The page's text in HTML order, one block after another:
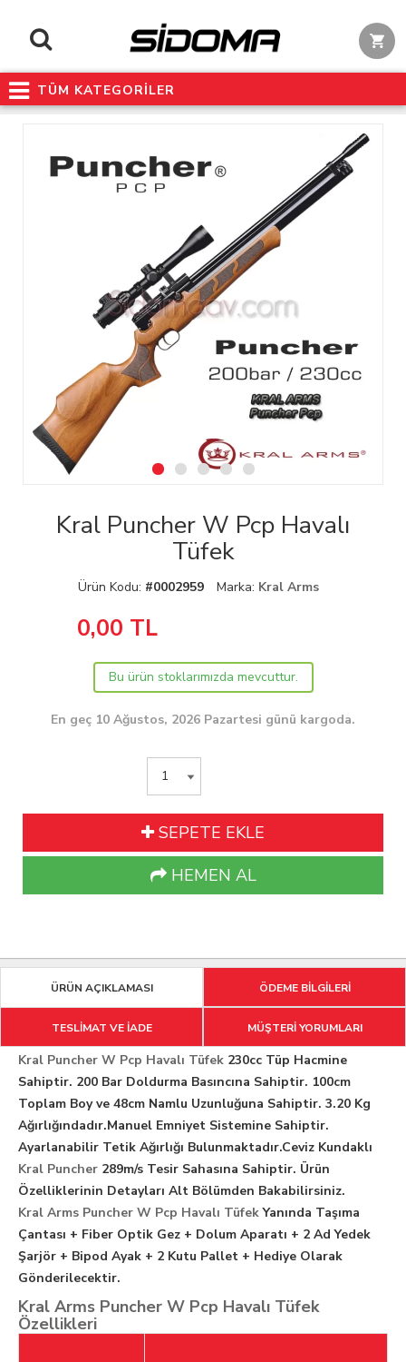
TÜM KATEGORİLER
Kral Puncher W Pcp Havalı
Tüfek
Ürün Kodu: #0002959 Marka: Kral Arms
0,00 TL
Bu ürün stoklarımızda mevcuttur.
En geç 10 Ağustos, 2026 Pazartesi günü kargoda.
SEPETE EKLE
HEMEN AL
ÜRÜN AÇIKLAMASI ÖDEME BİLGİLERİ
TESLİMAT VE İADE MÜŞTERİ YORUMLARI
Kral Puncher W Pcp Havalı Tüfek 230cc Tüp Hacmine
Sahiptir. 200 Bar Doldurma Basıncına Sahiptir. 100cm
Toplam Boy ve 48cm Namlu Uzunluğuna Sahiptir. 3.20 Kg
Ağırlığındadır.Manuel Emniyet Sistemine Sahiptir.
Ayarlanabilir Tetik Ağırlığı Bulunmaktadır.Ceviz Kundaklı
Kral Puncher 289m/s Tesir Sahasına Sahiptir. Ürün
Özelliklerinin Detayları Alt Bölümden Bakabilirsiniz.
Kral Arms Puncher W Pcp Havalı TüfekYanında Taşıma
Çantası + Fiber Optik Gez + Dolum Aparatı + 2 Ad Yedek
Şarjör + Bipod Ayak + 2 Kutu Pallet + Hediye Olarak
Gönderilecektir.
Kral Arms Puncher W Pcp Havalı Tüfek
Özellikleri